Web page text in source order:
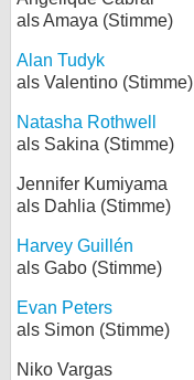
als Amaya (Stimme)
Alan Tudyk
als Valentino (Stimme)
Natasha Rothwell
als Sakina (Stimme)
Jennifer Kumiyama
als Dahlia (Stimme)
Harvey Guillén
als Gabo (Stimme)
Evan Peters
als Simon (Stimme)
Niko Vargas